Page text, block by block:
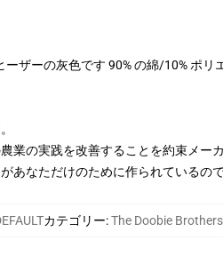
ザーの灰色です 90% の綿/10% ポリ
業の実践を改善することを約束メー
あなただけのために作られているの
カテゴリー:The Doobie